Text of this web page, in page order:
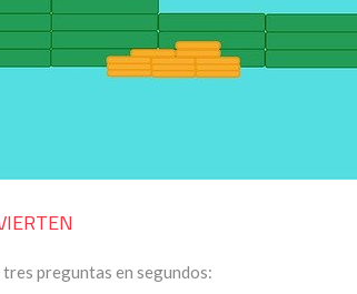
preguntas en segundos: